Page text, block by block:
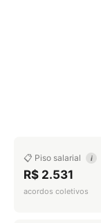
📋 Piso salarial i
R$ 2.531
acordos coletivos